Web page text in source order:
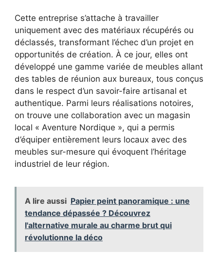
Cette entreprise s’attache à travailler
uniquement avec des matériaux récupérés ou
déclassés, transformant l’échec d’un projet en
opportunités de création. À ce jour, elles ont
développé une gamme variée de meubles allant
des tables de réunion aux bureaux, tous conçus
dans le respect d’un savoir-faire artisanal et
authentique. Parmi leurs réalisations notoires,
on trouve une collaboration avec un magasin
local « Aventure Nordique », qui a permis
d’équiper entièrement leurs locaux avec des
meubles sur-mesure qui évoquent l’héritage
industriel de leur région.
A lire aussi Papier peint panoramique : une
tendance dépassée ? Découvrez
l'alternative murale au charme brut qui
révolutionne la déco